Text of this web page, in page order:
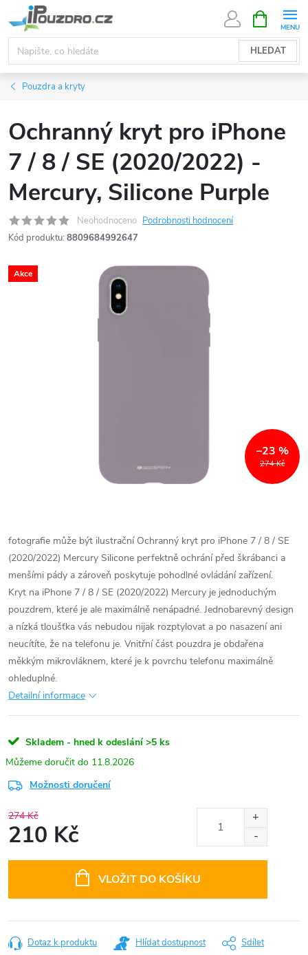
na
obsah
HLEDAT
NÁKUPNÍ
KOŠÍK
Pouzdra a kryty
Ochranný kryt pro iPhone
7 / 8 / SE (2020/2022) -
Mercury, Silicone Purple
Neohodnoceno Podrobnosti hodnocení
Kód produktu: 8809684992647
Akce
274 Kč
–23 %
fotografie může být ilustrační Ochranný kryt pro iPhone 7 / 8 / SE
(2020/2022) Mercury Silicone perfektně ochrání před škrábanci a
menšími pády a zároveň poskytuje pohodlné ovládání zařízení.
Kryt na iPhone 7 / 8 / SE (2020/2022) Mercury je jednoduchým
pouzdrem, které je ale maximálně nenápadné. Jednobarevný design
a nízká tloušťka vás nebudou nijak rozptylovat a po nasazení ani
neucítíte, že na telefonu je. Vnitřní část pouzdra je obdařena
měkkým mikrovláknem, které je k povrchu telefonu maximálně
ohleduplné.
Detailní informace
Skladem - hned k odeslání >5 ks
11.8.2026
Možnosti doručení
274 Kč
210 Kč
VLOŽIT DO KOŠÍKU
Dotaz k produktu Hlídat dostupnost Sdílet